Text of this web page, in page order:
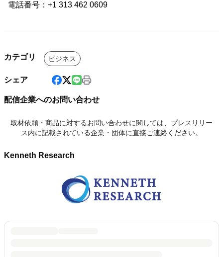
電話番号：+1 313 462 0609
カテゴリ ビジネス
シェア
配信企業へのお問い合わせ
取材依頼・商品に対するお問い合わせに関しては、プレスリリー
ス内に記載されている企業・団体に直接ご連絡ください。
Kenneth Research